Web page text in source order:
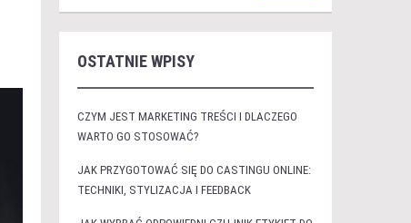
OSTATNIE WPISY
CZYM JEST MARKETING TREŚCI I DLACZEGO
WARTO GO STOSOWAĆ?
JAK PRZYGOTOWAĆ SIĘ DO CASTINGU ONLINE:
TECHNIKI, STYLIZACJA I FEEDBACK